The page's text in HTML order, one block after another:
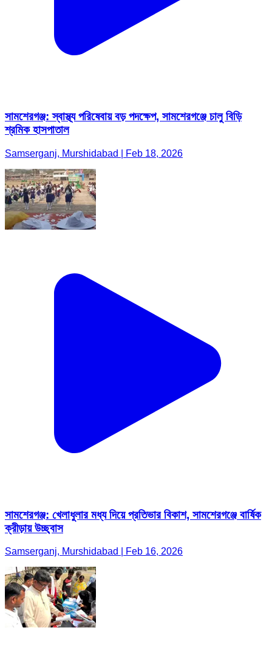
সামশেরগঞ্জ: স্বাস্থ্য পরিষেবায় বড় পদক্ষেপ, সামশেরগঞ্জে চালু বিড়ি
শ্রমিক হাসপাতাল
Samserganj, Murshidabad | Feb 18, 2026
সামশেরগঞ্জ: খেলাধুলার মধ্য দিয়ে প্রতিভার বিকাশ, সামশেরগঞ্জে বার্ষিক
ক্রীড়ায় উচ্ছ্বাস
Samserganj, Murshidabad | Feb 16, 2026